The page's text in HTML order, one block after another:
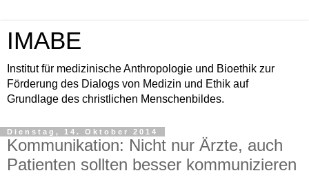
IMABE
Institut für medizinische Anthropologie und Bioethik zur
Förderung des Dialogs von Medizin und Ethik auf
Grundlage des christlichen Menschenbildes.
Dienstag, 14. Oktober 2014
Kommunikation: Nicht nur Ärzte, auch
Patienten sollten besser kommunizieren